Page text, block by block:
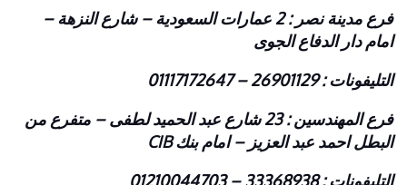
فرع مدينة نصر : 2 عمارات السعودية – شارع النزهة –
امام دار الدفاع الجوى
التليفونات : 26901129 – 01117172647
فرع المهندسين : 23 شارع عبد الحميد لطفى – متفرع من
البطل احمد عبد العزيز – امام بنك CIB
التليفونات : 33368938 – 01210044703